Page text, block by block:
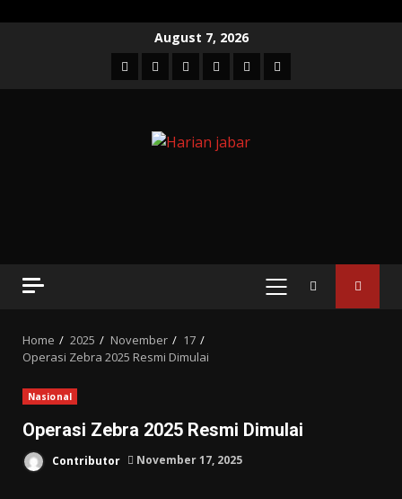
August 7, 2026
Facebook
TwitterLinkedin
VK YoutubeInstagram
PRIMARY
Home 2025 November
17
Operasi Zebra 2025 Resmi Dimulai
Nasional
Operasi Zebra 2025 Resmi Dimulai
Contributor November 17, 2025